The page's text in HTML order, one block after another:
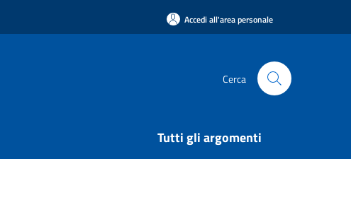
Accedi all'area personale
Cerca
Tutti gli argomenti